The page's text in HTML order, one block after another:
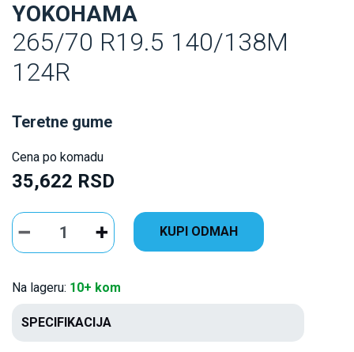
YOKOHAMA
265/70 R19.5 140/138M
124R
Teretne gume
Cena po komadu
35,622 RSD
KUPI ODMAH
Na lageru: 10+ kom
SPECIFIKACIJA